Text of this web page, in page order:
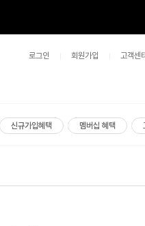
로그인 회원가입 고객센
신규가입혜택 멤버십 혜택